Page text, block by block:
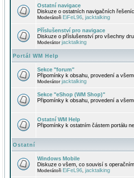
Ostatní navigace
Diskuze o ostatních navigačních
Moderátoři EiFeL96 jacktalking
Příslušenství pro navigace
Diskuze o příslušenství pro všechny
Moderátorjacktalking
Portál WM Help
Sekce "forum"
Připomínky k obsahu, provedení a
Moderátorjacktalking
Sekce "eShop (WM Shop)"
Připomínky k obsahu, provedení a
Ostatní WM Help
Připomínky k ostatním částem portálu
Ostatní
Windows Mobile
Diskuze o všem, co souvisí s
Moderátoři EiFeL96 jacktalking